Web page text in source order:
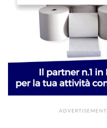
ADVERTISEMENT